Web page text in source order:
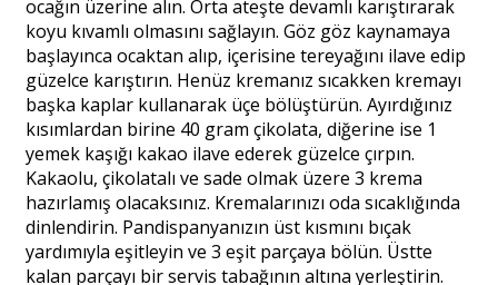
ocağın üzerine alın. Orta ateşte devamlı karıştırarak
koyu kıvamlı olmasını sağlayın. Göz göz kaynamaya
başlayınca ocaktan alıp, içerisine tereyağını ilave edip
güzelce karıştırın. Henüz kremanız sıcakken kremayı
başka kaplar kullanarak üçe bölüştürün. Ayırdığınız
kısımlardan birine 40 gram çikolata, diğerine ise 1
yemek kaşığı kakao ilave ederek güzelce çırpın.
Kakaolu, çikolatalı ve sade olmak üzere 3 krema
hazırlamış olacaksınız. Kremalarınızı oda sıcaklığında
dinlendirin. Pandispanyanızın üst kısmını bıçak
yardımıyla eşitleyin ve 3 eşit parçaya bölün. Üstte
kalan parçayı bir servis tabağının altına yerleştirin.